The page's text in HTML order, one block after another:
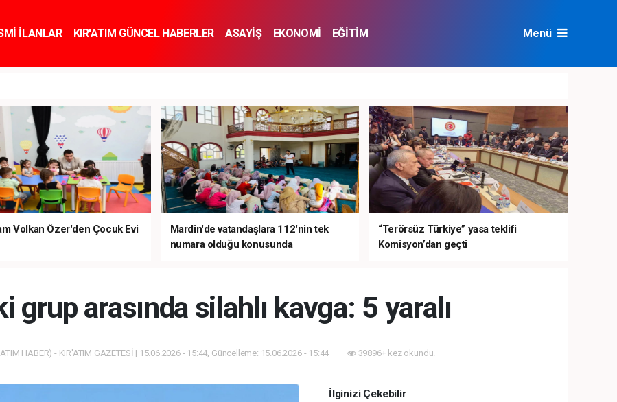
İLANLAR KIR'ATIM GÜNCEL HABERLER ASAYİŞ EKONOMİ
EĞİTİM
Menü
Volkan Özer'den Çocuk Evi
Mardin'de vatandaşlara 112'nin tek
numara olduğu konusunda
“Terörsüz Türkiye” yasa teklifi
Komisyon’dan geçti
grup arasında silahlı kavga: 5 yaralı
HABER) - KIR'ATIM GAZETESİ | 15.06.2026 - 15:44, Güncelleme: 15.06.2026 - 15:44 39896+ kez okundu.
İlginizi Çekebilir